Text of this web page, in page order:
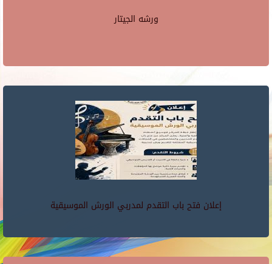
ورشه الجيتار
إعلان فتح باب التقدم لمدربي الورش الموسيقية